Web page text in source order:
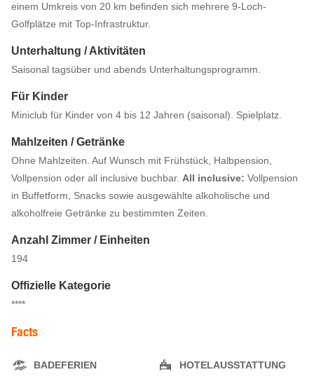
einem Umkreis von 20 km befinden sich mehrere 9-Loch-
Golfplätze mit Top-Infrastruktur.
Unterhaltung / Aktivitäten
Saisonal tagsüber und abends Unterhaltungsprogramm.
Für Kinder
Miniclub für Kinder von 4 bis 12 Jahren (saisonal). Spielplatz.
Mahlzeiten / Getränke
Ohne Mahlzeiten. Auf Wunsch mit Frühstück, Halbpension,
Vollpension oder all inclusive buchbar. All inclusive: Vollpension
in Buffetform, Snacks sowie ausgewählte alkoholische und
alkoholfreie Getränke zu bestimmten Zeiten.
Anzahl Zimmer / Einheiten
194
Offizielle Kategorie
****
Facts
BADEFERIEN HOTELAUSSTATTUNG